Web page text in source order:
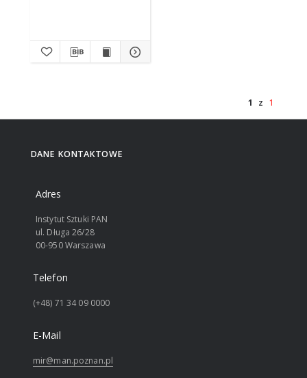
1 z 1
DANE KONTAKTOWE
Adres
Instytut Sztuki PAN
ul. Długa 26/28
00-950 Warszawa
Telefon
(+48) 71 34 09 0000
E-Mail
mir@man.poznan.pl